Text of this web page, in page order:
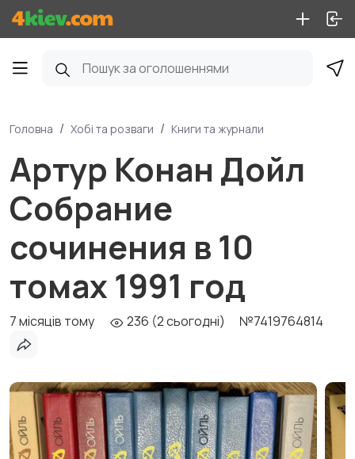
Головна Хобі та розваги Книги та журнали
Артур Конан Дойл
Собрание
сочинения в 10
томах 1991 год
7 місяців тому 236 (2 сьогодні) №7419764814